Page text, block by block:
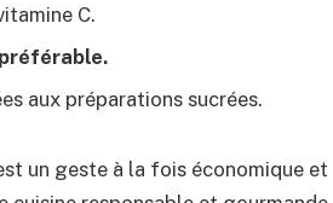
C.
aux préparations sucrées.
un geste à la fois économique et